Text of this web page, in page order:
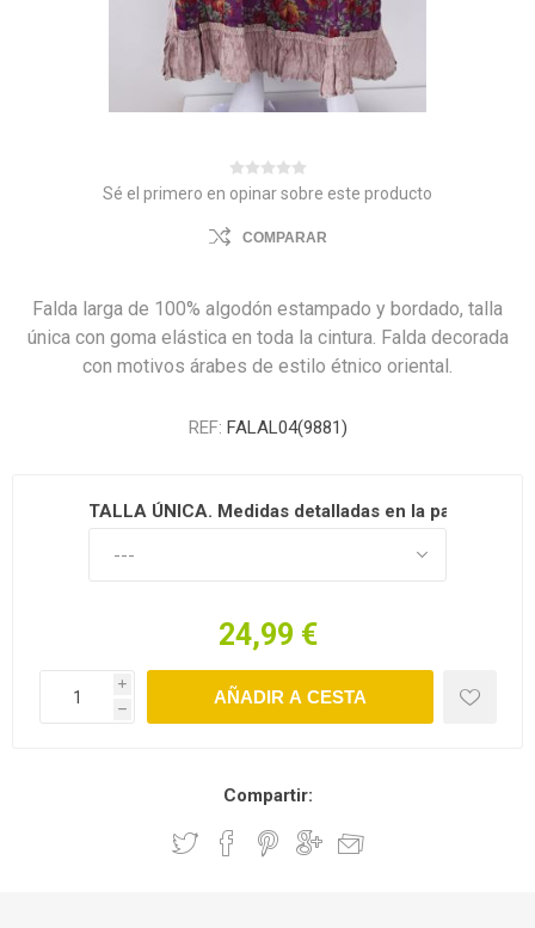
Sé el primero en opinar sobre este producto
COMPARAR
Falda larga de 100% algodón estampado y bordado, talla
única con goma elástica en toda la cintura. Falda decorada
con motivos árabes de estilo étnico oriental.
REF: FALAL04(9881)
TALLA ÚNICA. Medidas detalladas en la parte
24,99 €
i
h
Compartir: